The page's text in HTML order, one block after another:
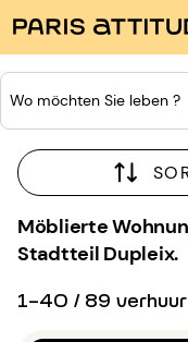
Wo möchten Sie leben ?
Möblierte
Stadtteil Dupleix.
1-40 / 89